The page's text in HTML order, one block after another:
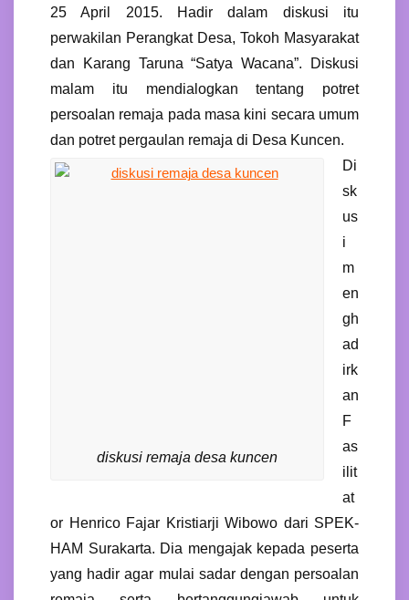
25 April 2015. Hadir dalam diskusi itu
perwakilan Perangkat Desa, Tokoh Masyarakat
dan Karang Taruna “Satya Wacana”. Diskusi
malam itu mendialogkan tentang potret
persoalan remaja pada masa kini secara umum
dan potret pergaulan remaja di Desa Kuncen.
diskusi remaja desa kuncen
Di
sk
us
i
m
en
gh
ad
irk
an
F
as
ilit
at
or Henrico Fajar Kristiarji Wibowo dari SPEK-
HAM Surakarta. Dia mengajak kepada peserta
yang hadir agar mulai sadar dengan persoalan